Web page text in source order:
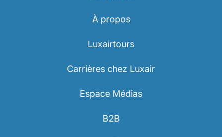
À propos
Luxairtours
Carrières chez Luxair
Espace Médias
B2B